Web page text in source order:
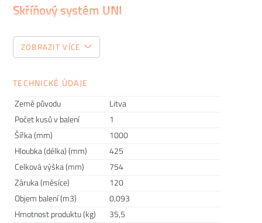
Skříňový systém UNI
Možná si říkáte, že na výběru skříně či knihovny není nic
těžkého. Najdete si design, který se hodí do vašeho interiéru,
materiálu a správného rozměru je nutné zaměřit se i na typ
dvířek, podnoží a dalších komponentů. Abychom vám výběr
ulehčili, připravili jsme pro vás menšího průvodce, ve kterém
vám představíme různé možnosti. Pořád si nejste jisti, jakou
variantu zvolit? Neváhejte nás kontaktovat a my vám velmi
rádi poradíme.
ZOBRAZIT VÍCE
TECHNICKÉ ÚDAJE
Země původu
Litva
Počet kusů v balení
1
Šířka (mm)
1000
Hloubka (délka) (mm)
425
Celková výška (mm)
754
Záruka (měsíce)
120
Objem balení (m3)
0,093
Hmotnost produktu (kg)
35,5